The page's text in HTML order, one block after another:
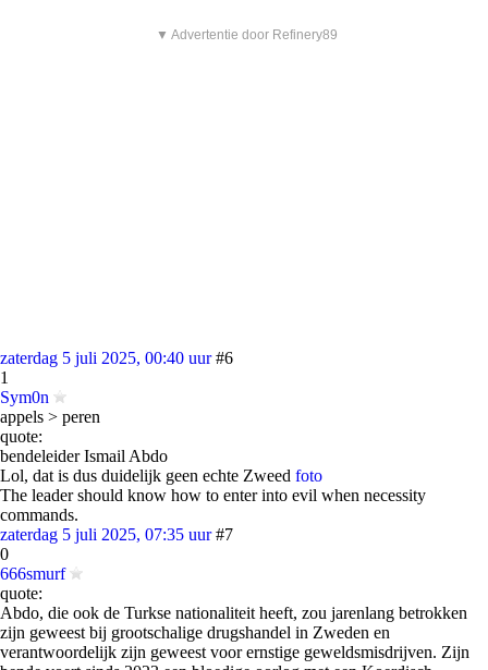
▼ Advertentie door Refinery89
zaterdag 5 juli 2025, 00:40 uur #6
1
Sym0n
appels > peren
quote:
bendeleider Ismail Abdo
Lol, dat is dus duidelijk geen echte Zweed foto
The leader should know how to enter into evil when necessity
commands.
zaterdag 5 juli 2025, 07:35 uur #7
0
666smurf
quote:
Abdo, die ook de Turkse nationaliteit heeft, zou jarenlang betrokken
zijn geweest bij grootschalige drugshandel in Zweden en
verantwoordelijk zijn geweest voor ernstige geweldsmisdrijven. Zijn